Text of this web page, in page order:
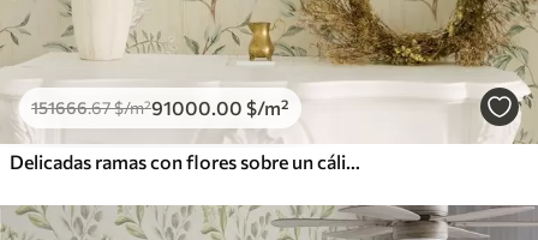
151666.67$/m²91000.00 $/m²
Delicadas ramas con flores sobre un cálido fondo color crema